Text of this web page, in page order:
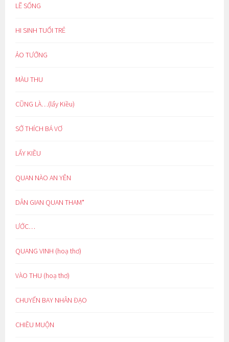
LẼ SỐNG
HI SINH TUỔI TRẺ
ẢO TƯỞNG
MÀU THU
CŨNG LÀ…(lẩy Kiều)
SỞ THÍCH BÁ VƠ
LẨY KIỀU
QUAN NÀO AN YÊN
DÂN GIAN QUAN THAM*
ƯỚC…
QUANG VINH (hoạ thơ)
VÀO THU (hoạ thơ)
CHUYẾN BAY NHÂN ĐẠO
CHIỀU MUỘN